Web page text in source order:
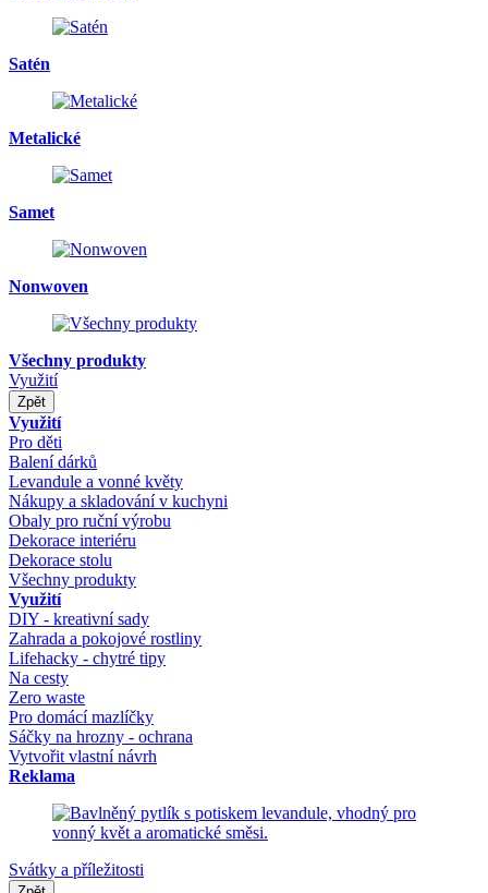
Satén
Metalické
Samet
Nonwoven
Všechny produkty
Využití
Zpět
Využití
Pro děti
Balení dárků
Levandule a vonné květy
Nákupy a skladování v kuchyni
Obaly pro ruční výrobu
Dekorace interiéru
Dekorace stolu
Všechny produkty
Využití
DIY - kreativní sady
Zahrada a pokojové rostliny
Lifehacky - chytré tipy
Na cesty
Zero waste
Pro domácí mazlíčky
Sáčky na hrozny - ochrana
Vytvořit vlastní návrh
Reklama
Svátky a příležitosti